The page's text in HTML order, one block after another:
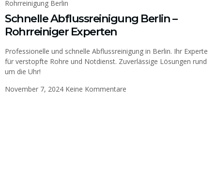
Rohrreinigung Berlin
Schnelle Abflussreinigung Berlin –
Rohrreiniger Experten
Professionelle und schnelle Abflussreinigung in Berlin. Ihr Experte
für verstopfte Rohre und Notdienst. Zuverlässige Lösungen rund
um die Uhr!
November 7, 2024 Keine Kommentare